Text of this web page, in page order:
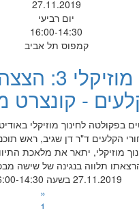
27.11.2019
יום רביעי
16:00-14:30
קמפוס תל אביב
רביעי
- קונצרט
בפקולטה לחינוך מוזיקלי
הקלעים ד"ר דן שגיב, ראש
מוזיקלי, יתאר את מלאכת
תלווה בנגינה של שישה
27.11.2019 בשעה 16:00-14:30
«